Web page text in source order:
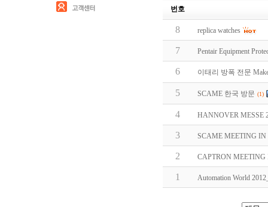
번호
8 replica watches
7 Pentair Equipment
6 이태리 방폭 전문
5 SCAME 한국 방문 (1)
4 HANNOVER MESSE
3 SCAME MEETING
2 CAPTRON
1 Automation World